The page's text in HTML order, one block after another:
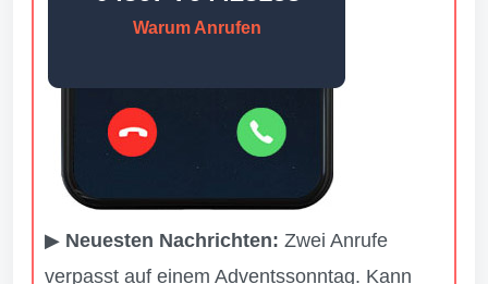
Warum Anrufen
▶ Neuesten Nachrichten: Zwei Anrufe
verpasst auf einem Adventssonntag. Kann